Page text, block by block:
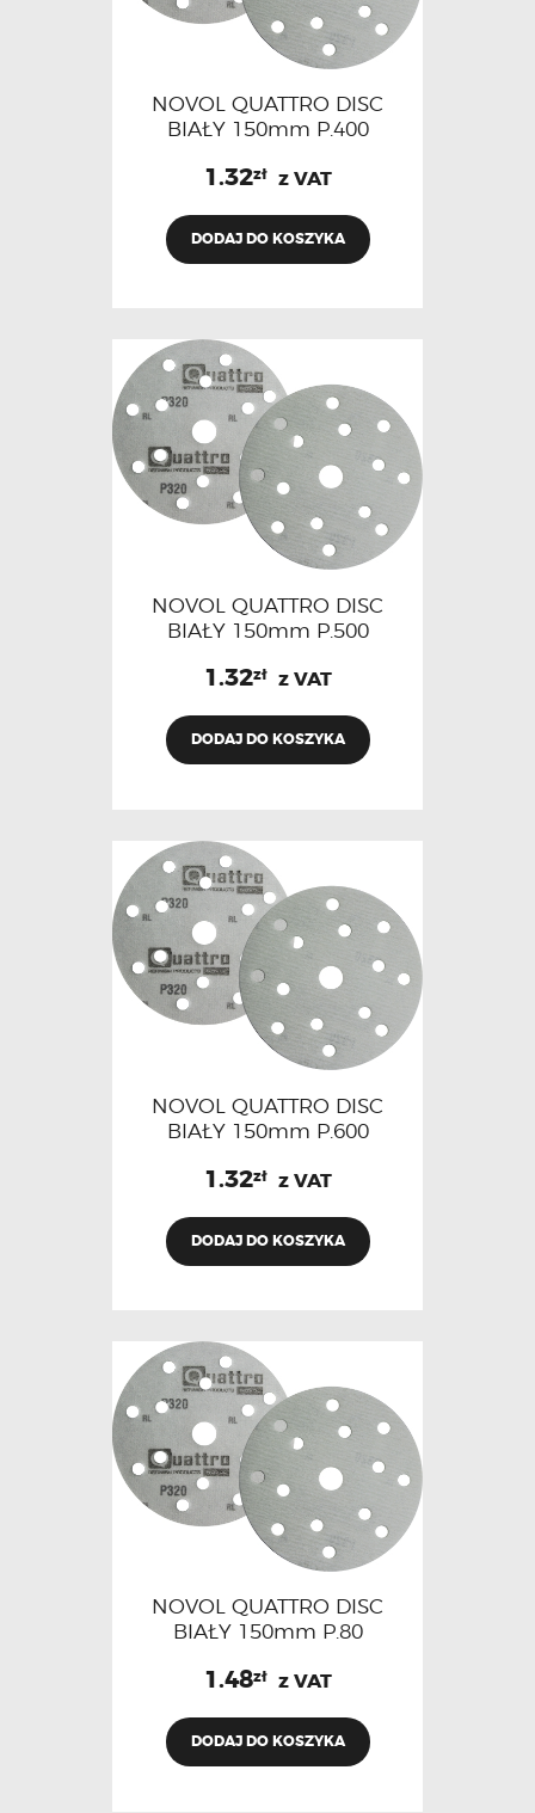
NOVOL QUATTRO DISC
BIAŁY 150mm P.400
1.32zł z VAT
DODAJ DO KOSZYKA
NOVOL QUATTRO DISC
BIAŁY 150mm P.500
1.32zł z VAT
DODAJ DO KOSZYKA
NOVOL QUATTRO DISC
BIAŁY 150mm P.600
1.32zł z VAT
DODAJ DO KOSZYKA
NOVOL QUATTRO DISC
BIAŁY 150mm P.80
1.48zł z VAT
DODAJ DO KOSZYKA